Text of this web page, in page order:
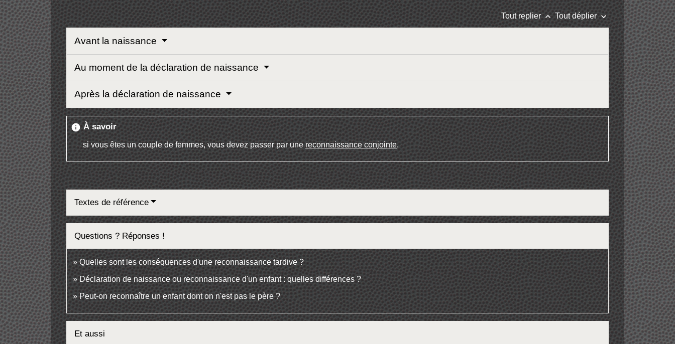
Tout replierkeyboard_arrow_up Tout déplierkeyboard_arrow_down
Avant la naissance
Au moment de la déclaration de naissance
Après la déclaration de naissance
infoÀ savoir
si vous êtes un couple de femmes, vous devez passer par une reconnaissance conjointe.
Textes de référence
Questions ? Réponses !
Quelles sont les conséquences d'une reconnaissance tardive ?
Déclaration de naissance ou reconnaissance d'un enfant : quelles différences ?
Peut-on reconnaître un enfant dont on n'est pas le père ?
Et aussi